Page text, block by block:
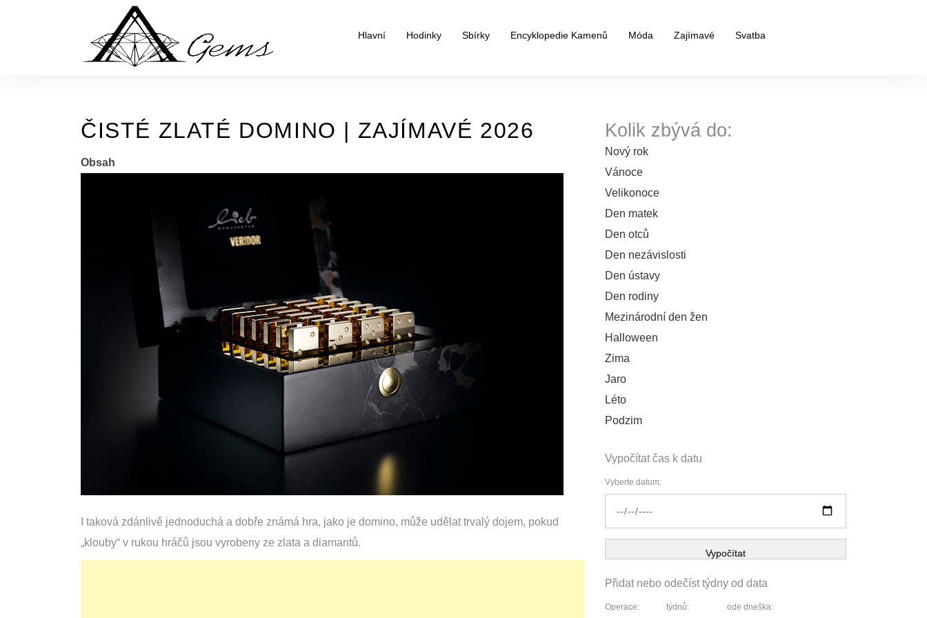
Hlavní Hodinky Sbírky Encyklopedie Kamenů Móda Zajímavé Svatba
ČISTÉ ZLATÉ DOMINO | ZAJÍMAVÉ 2026
Obsah
I taková zdánlivě jednoduchá a dobře známá hra, jako je domino, může udělat trvalý dojem, pokud
„klouby“ v rukou hráčů jsou vyrobeny ze zlata a diamantů.
Kolik zbývá do:
Nový rok
Vánoce
Velikonoce
Den matek
Den otců
Den nezávislosti
Den ústavy
Den rodiny
Mezinárodní den žen
Halloween
Zima
Jaro
Léto
Podzim
Vypočítat čas k datu
Vyberte datum:
Vypočítat
Přidat nebo odečíst týdny od data
Operace: týdnů: ode dneška: